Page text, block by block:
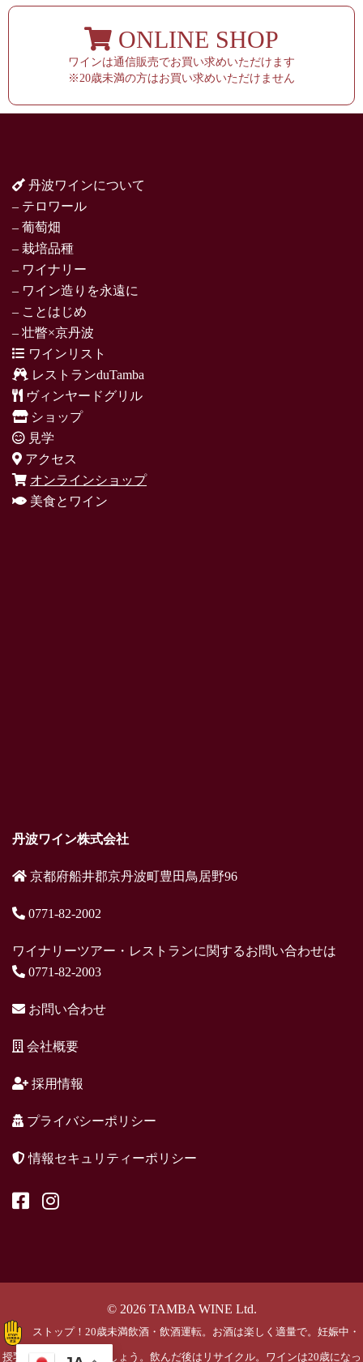
ONLINE SHOP
ワインは通信販売でお買い求めいただけます
※20歳未満の方はお買い求めいただけません
丹波ワインについて
– テロワール
– 葡萄畑
– 栽培品種
– ワイナリー
– ワイン造りを永遠に
– ことはじめ
– 壮瞥×京丹波
ワインリスト
レストランduTamba
ヴィンヤードグリル
ショップ
見学
アクセス
オンラインショップ
美食とワイン
丹波ワイン株式会社
京都府船井郡京丹波町豊田鳥居野96
0771-82-2002
ワイナリーツアー・レストランに関するお問い合わせは
0771-82-2003
お問い合わせ
会社概要
採用情報
プライバシーポリシー
情報セキュリティーポリシー
© 2026 TAMBA WINE Ltd.
ストップ！20歳未満飲酒・飲酒運転。お酒は楽しく適量で。妊娠中・
授乳期の飲酒はやめましょう。飲んだ後はリサイクル。ワインは20歳になっ